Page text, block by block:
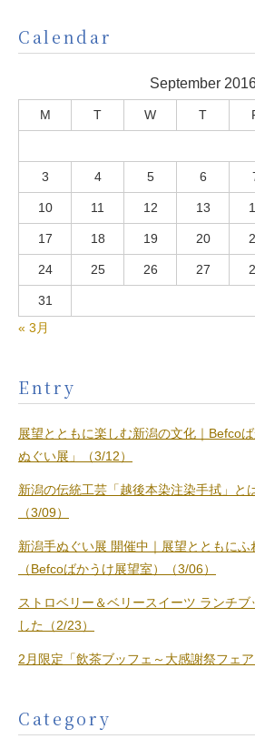
Calendar
September
M T W T
3 4 5 6
10 11 12 13
17 18 19 20
24 25 26 27
31
« 3月
Entry
展望とともに楽しむ新潟の文化｜Befco
ぬぐい展」（3/12）
新潟の伝統工芸「越後本染注染手拭」と
（3/09）
新潟手ぬぐい展 開催中｜展望とともに
（Befcoばかうけ展望室）（3/06）
ストロベリー＆ベリースイーツ ランチブ
した（2/23）
2月限定「飲茶ブッフェ～大感謝祭フェ
Category